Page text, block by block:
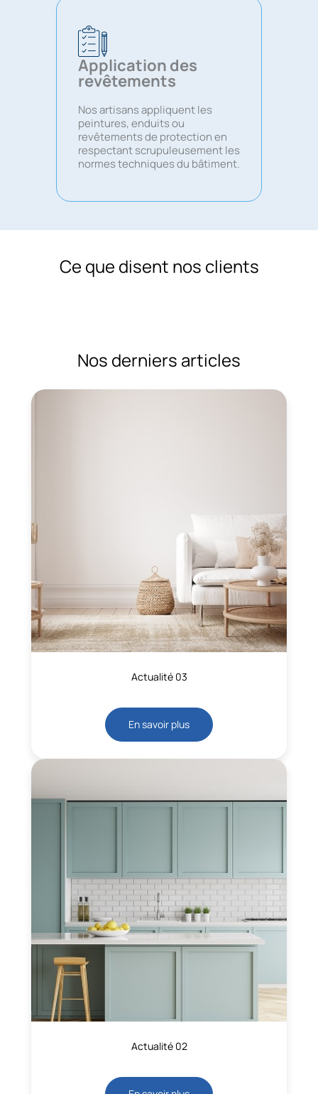
Application des
revêtements
Nos artisans appliquent les
peintures, enduits ou
revêtements de protection en
respectant scrupuleusement les
normes techniques du bâtiment.
Ce que disent nos clients
Nos derniers articles
Actualité 03
En savoir plus
Actualité 02